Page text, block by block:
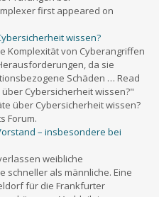
first appeared on
wissen?
Komplexität von Cyberangriffen
da sie
Schäden … Read
Cybersicherheit wissen?"
über Cybersicherheit wissen?
Forum.
– insbesondere bei
weibliche
schneller als männliche. Eine
für die Frankfurter